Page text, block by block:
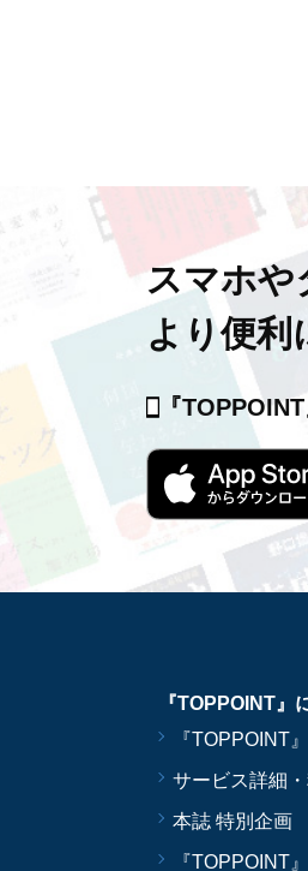
スマホや
より便利
『
『TOPPOINT』
『TOPPOINT
サービス詳細
本誌 特別企画
『TOPPOINT